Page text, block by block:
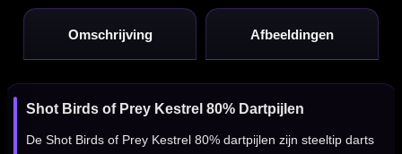
Omschrijving Afbeeldingen
Shot Birds of Prey Kestrel 80% Dartpijlen
De Shot Birds of Prey Kestrel 80% dartpijlen zijn steeltip darts